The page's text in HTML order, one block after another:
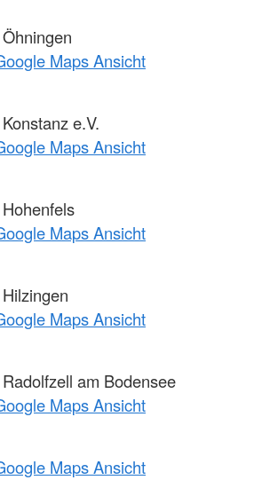
Maps Ansicht
e.V.
Maps Ansicht
Maps Ansicht
Maps Ansicht
am Bodensee
Maps Ansicht
Maps Ansicht